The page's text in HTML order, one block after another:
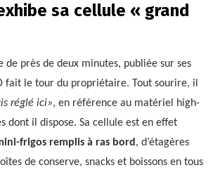
sa cellule « grand
de près de deux minutes, publiée sur ses
fait le tour du propriétaire. Tout sourire, il
réglé ici», en référence au matériel high-
dont il dispose. Sa cellule est en effet
frigos remplis à ras bord, d’étagères
de conserve, snacks et boissons en tous